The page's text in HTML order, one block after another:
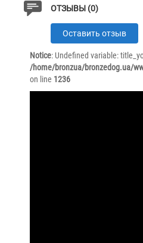
ОТЗЫВЫ (0)
Оставить отзыв
Notice: Undefined variable:
/home/bronzua/bronzedog.ua/
on line 1236